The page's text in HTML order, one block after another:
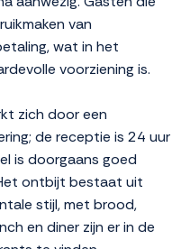
van
wat in het
voorziening is.
zich door een
de receptie is 24 uur
is doorgaans goed
ontbijt bestaat uit
stijl, met brood,
en diner zijn er in de